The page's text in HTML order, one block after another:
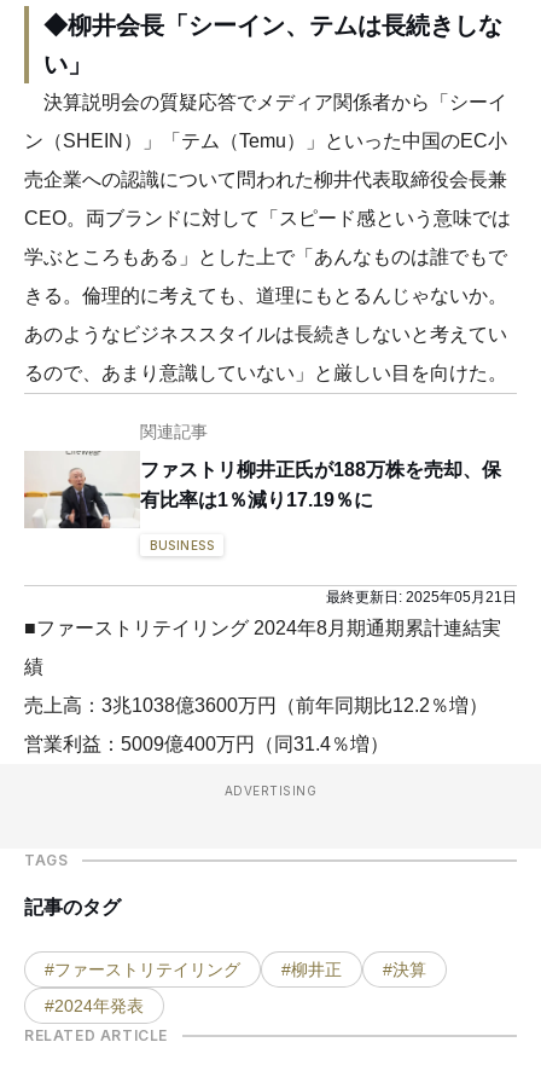
◆柳井会長「シーイン、テムは長続きしな
い」
決算説明会の質疑応答でメディア関係者から「シーイ
ン（SHEIN）」「テム（Temu）」といった中国のEC小
売企業への認識について問われた柳井代表取締役会長兼
CEO。両ブランドに対して「スピード感という意味では
学ぶところもある」とした上で「あんなものは誰でもで
きる。倫理的に考えても、道理にもとるんじゃないか。
あのようなビジネススタイルは長続きしないと考えてい
るので、あまり意識していない」と厳しい目を向けた。
関連記事
ファストリ柳井正氏が188万株を売却、保
有比率は1％減り17.19％に
BUSINESS
最終更新日: 2025年05月21日
■ファーストリテイリング 2024年8月期通期累計連結実
績
売上高：3兆1038億3600万円（前年同期比12.2％増）
営業利益：5009億400万円（同31.4％増）
ADVERTISING
TAGS
記事のタグ
#ファーストリテイリング #柳井正
#決算
#2024年発表
RELATED ARTICLE